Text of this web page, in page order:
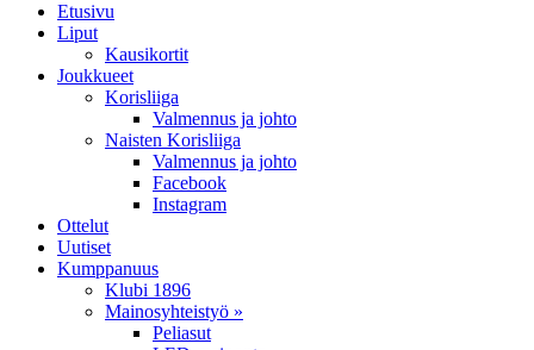
Etusivu
Liput
Kausikortit
Joukkueet
Korisliiga
Valmennus ja johto
Naisten Korisliiga
Valmennus ja johto
Facebook
Instagram
Ottelut
Uutiset
Kumppanuus
Klubi 1896
Mainosyhteistyö »
Peliasut